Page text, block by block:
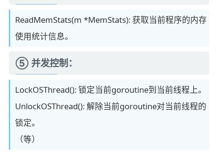
ReadMemStats(m *MemStats): 获取当前程序的内存
使用统计信息。
⑤ 并发控制：
LockOSThread(): 锁定当前goroutine到当前线程上。
UnlockOSThread(): 解除当前goroutine对当前线程的
锁定。
（等）